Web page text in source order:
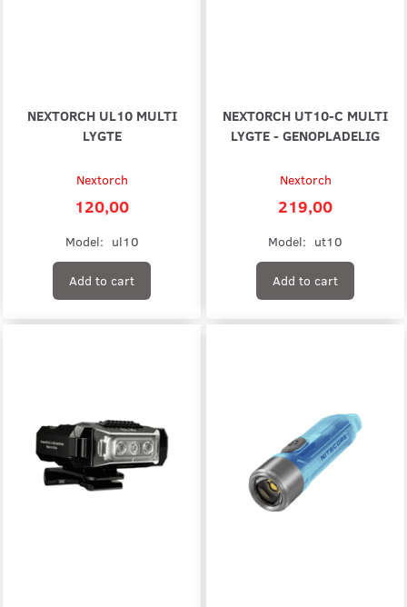
NEXTORCH UL10 MULTI
LYGTE
Nextorch
120,00
Model: ul10
Add to cart
NEXTORCH UT10-C MULTI
LYGTE - GENOPLADELIG
Nextorch
219,00
Model: ut10
Add to cart